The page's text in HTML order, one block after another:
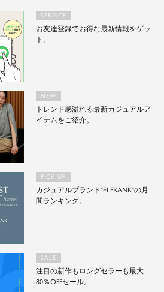
SERVICE
お友達登録でお得な最新情報をゲッ
ト。
NEW
トレンド感溢れる最新カジュアルア
イテムをご紹介。
PICK UP
カジュアルブランド"ELFRANK"の月
間ランキング。
SALE
注目の新作もロングセラーも最大
80％OFFセール。